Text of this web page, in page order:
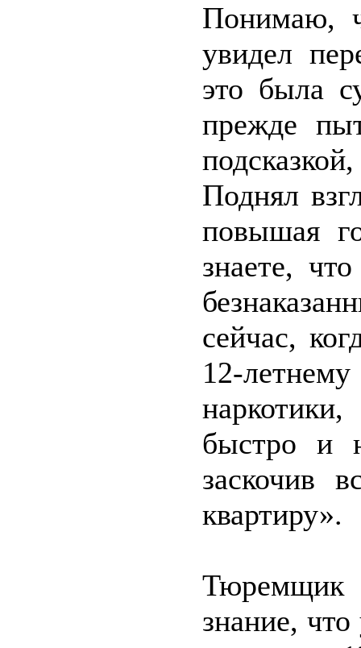
Понимаю,
увидел
это была
прежде
Поднял
повышая
знаете,
сейчас,
12-
быстро и
заскочив
квартиру».
Тюремщик
знание, что